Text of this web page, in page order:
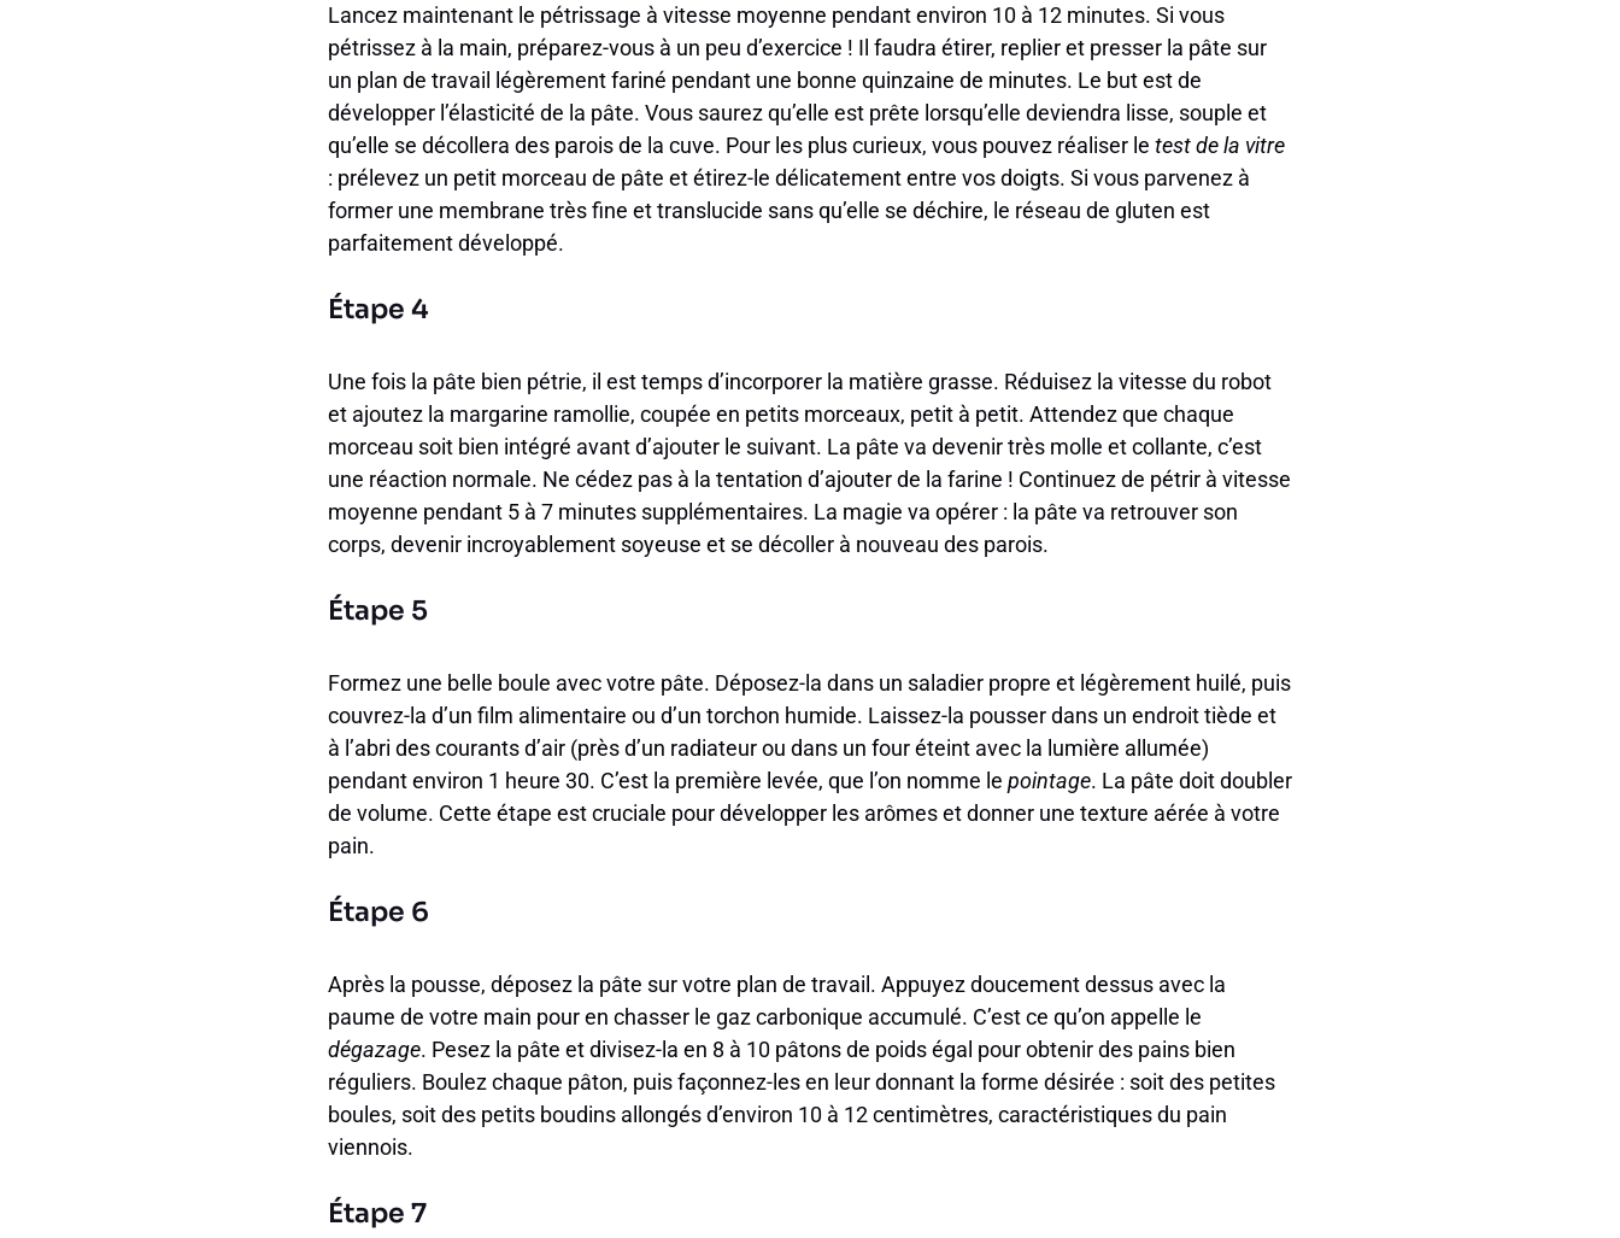
Lancez maintenant le pétrissage à vitesse moyenne pendant environ 10 à 12 minutes. Si vous
pétrissez à la main, préparez-vous à un peu d’exercice ! Il faudra étirer, replier et presser la pâte sur
un plan de travail légèrement fariné pendant une bonne quinzaine de minutes. Le but est de
développer l’élasticité de la pâte. Vous saurez qu’elle est prête lorsqu’elle deviendra lisse, souple et
qu’elle se décollera des parois de la cuve. Pour les plus curieux, vous pouvez réaliser le test de la vitre
: prélevez un petit morceau de pâte et étirez-le délicatement entre vos doigts. Si vous parvenez à
former une membrane très fine et translucide sans qu’elle se déchire, le réseau de gluten est
parfaitement développé.
Étape 4
Une fois la pâte bien pétrie, il est temps d’incorporer la matière grasse. Réduisez la vitesse du robot
et ajoutez la margarine ramollie, coupée en petits morceaux, petit à petit. Attendez que chaque
morceau soit bien intégré avant d’ajouter le suivant. La pâte va devenir très molle et collante, c’est
une réaction normale. Ne cédez pas à la tentation d’ajouter de la farine ! Continuez de pétrir à vitesse
moyenne pendant 5 à 7 minutes supplémentaires. La magie va opérer : la pâte va retrouver son
corps, devenir incroyablement soyeuse et se décoller à nouveau des parois.
Étape 5
Formez une belle boule avec votre pâte. Déposez-la dans un saladier propre et légèrement huilé, puis
couvrez-la d’un film alimentaire ou d’un torchon humide. Laissez-la pousser dans un endroit tiède et
à l’abri des courants d’air (près d’un radiateur ou dans un four éteint avec la lumière allumée)
pendant environ 1 heure 30. C’est la première levée, que l’on nomme le pointage. La pâte doit doubler
de volume. Cette étape est cruciale pour développer les arômes et donner une texture aérée à votre
pain.
Étape 6
Après la pousse, déposez la pâte sur votre plan de travail. Appuyez doucement dessus avec la
paume de votre main pour en chasser le gaz carbonique accumulé. C’est ce qu’on appelle le
dégazage. Pesez la pâte et divisez-la en 8 à 10 pâtons de poids égal pour obtenir des pains bien
réguliers. Boulez chaque pâton, puis façonnez-les en leur donnant la forme désirée : soit des petites
boules, soit des petits boudins allongés d’environ 10 à 12 centimètres, caractéristiques du pain
viennois.
Étape 7